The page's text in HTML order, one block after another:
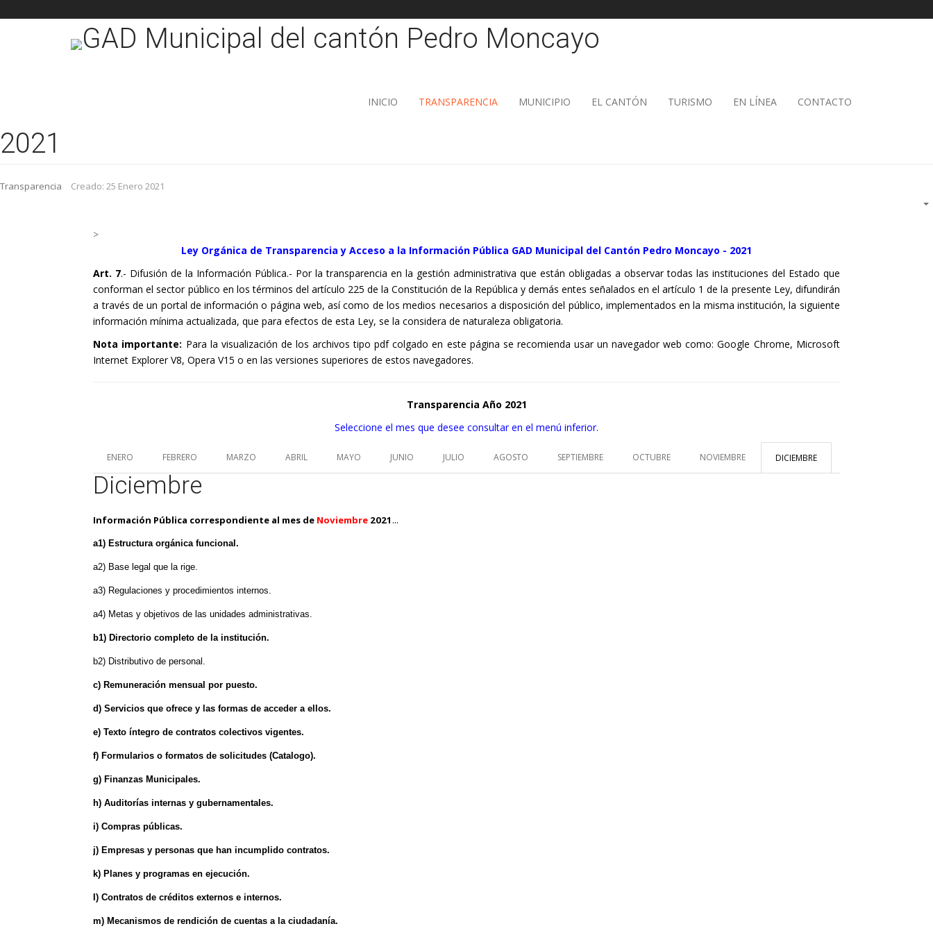
INICIO TRANSPARENCIA MUNICIPIO EL CANTÓN TURISMO EN LÍNEA CONTACTO
2021
Transparencia Creado: 25 Enero 2021
>
Ley Orgánica de Transparencia y Acceso a la Información Pública GAD Municipal del Cantón Pedro Moncayo - 2021
Art. 7.- Difusión de la Información Pública.- Por la transparencia en la gestión administrativa que están obligadas a observar todas las instituciones del Estado que
conforman el sector público en los términos del artículo 225 de la Constitución de la República y demás entes señalados en el artículo 1 de la presente Ley, difundirán
a través de un portal de información o página web, así como de los medios necesarios a disposición del público, implementados en la misma institución, la siguiente
información mínima actualizada, que para efectos de esta Ley, se la considera de naturaleza obligatoria.
Nota importante: Para la visualización de los archivos tipo pdf colgado en este página se recomienda usar un navegador web como: Google Chrome, Microsoft
Internet Explorer V8, Opera V15 o en las versiones superiores de estos navegadores.
Transparencia Año 2021
Seleccione el mes que desee consultar en el menú inferior.
ENERO FEBRERO MARZO ABRIL MAYO JUNIO JULIO AGOSTO SEPTIEMBRE OCTUBRE NOVIEMBRE DICIEMBRE
Diciembre
Información Pública correspondiente al mes de Noviembre 2021...
a1) Estructura orgánica funcional.
a2) Base legal que la rige.
a3) Regulaciones y procedimientos internos.
a4) Metas y objetivos de las unidades administrativas.
b1) Directorio completo de la institución.
b2) Distributivo de personal.
c) Remuneración mensual por puesto.
d) Servicios que ofrece y las formas de acceder a ellos.
e) Texto íntegro de contratos colectivos vigentes.
f) Formularios o formatos de solicitudes (Catalogo).
g) Finanzas Municipales.
h) Auditorías internas y gubernamentales.
i) Compras públicas.
j) Empresas y personas que han incumplido contratos.
k) Planes y programas en ejecución.
I) Contratos de créditos externos e internos.
m) Mecanismos de rendición de cuentas a la ciudadanía.